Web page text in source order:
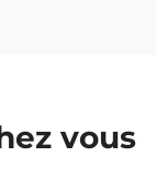
vous